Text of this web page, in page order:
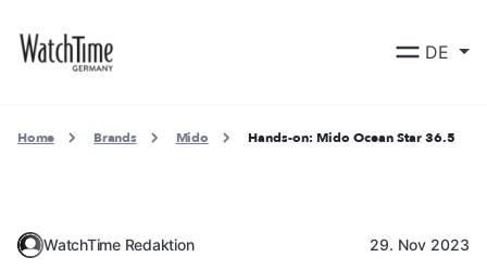
DE
Home Brands Mido Hands-on: Mido Ocean Star 36.5
WatchTime Redaktion 29. Nov 2023